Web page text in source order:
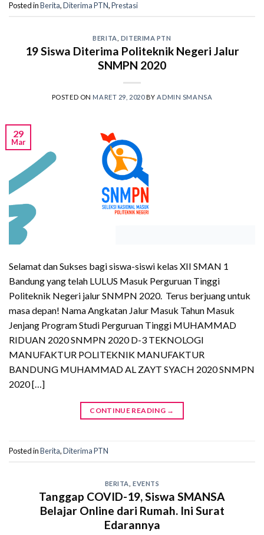
Posted inBerita,Diterima PTN,Prestasi
BERITA DITERIMA PTN
19 Siswa Diterima Politeknik Negeri Jalur
SNMPN 2020
POSTED ON MARET 29, 2020BYADMIN SMANSA
29
Mar
Selamat dan Sukses bagi siswa-siswi kelas XII SMAN 1
Bandung yang telah LULUS Masuk Perguruan Tinggi
Politeknik Negeri jalur SNMPN 2020. Terus berjuang untuk
masa depan! Nama Angkatan Jalur Masuk Tahun Masuk
Jenjang Program Studi Perguruan Tinggi MUHAMMAD
RIDUAN 2020 SNMPN 2020 D-3 TEKNOLOGI
MANUFAKTUR POLITEKNIK MANUFAKTUR
BANDUNG MUHAMMAD AL ZAYT SYACH 2020 SNMPN
2020 […]
CONTINUE READING →
Posted inBerita,Diterima PTN
BERITA ,EVENTS
Tanggap COVID-19, Siswa SMANSA
Belajar Online dari Rumah. Ini Surat
Edarannya